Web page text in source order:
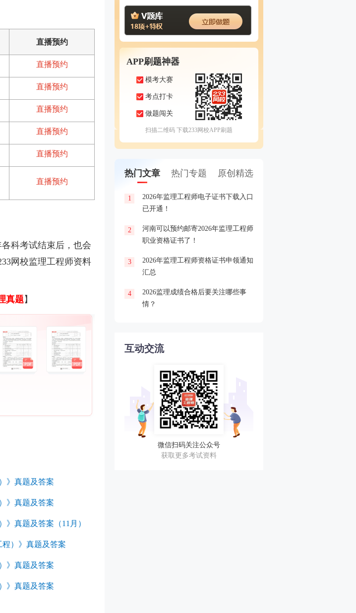
直播预约
直播预约
直播预约
直播预约
直播预约
直播预约
直播预约
各科考试结束后，也会
网校监理工程师资料
真题】
》真题及答案
》真题及答案
》真题及答案（11月）
）》真题及答案
》真题及答案
》真题及答案
APP刷题神器
模考大赛
考点打卡
做题闯关
扫描二维码 下载233网校APP刷题
热门文章 热门专题 原创精选
1
2026年监理工程师电子证书下载入口
已开通！
2
河南可以预约邮寄2026年监理工程师
职业资格证书了！
3
2026年监理工程师资格证书申领通知
汇总
4
2026监理成绩合格后要关注哪些事
情？
互动交流
微信扫码关注公众号
获取更多考试资料